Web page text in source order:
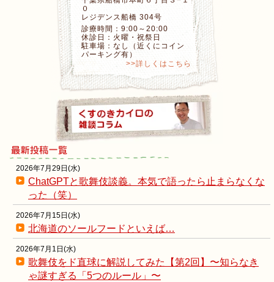
０
レジデンス船橋 304号
診療時間：9:00～20:00
休診日：火曜・祝祭日
駐車場：なし（近くにコイン
パーキング有）
>>詳しくはこちら
2026年7月29日(水)
ChatGPTと歌舞伎談義。本気で語ったら止まらなくな
った（笑）
2026年7月15日(水)
北海道のソールフードといえば…
2026年7月1日(水)
歌舞伎をド直球に解説してみた【第2回】〜知らなき
ゃ謎すぎる「5つのルール」〜